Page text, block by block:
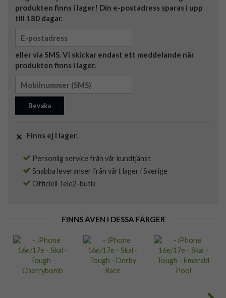
produkten finns i lager! Din e-postadress sparas i upp
till 180 dagar.
eller via SMS. Vi skickar endast ett meddelande när
produkten finns i lager.
Bevaka
Finns ej i lager.
Personlig service från vår kundtjänst
Snabba leveranser från vårt lager i Sverige
Officiell Tele2-butik
FINNS ÄVEN I DESSA FÄRGER